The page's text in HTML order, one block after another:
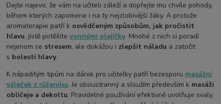
Dejte najevo, že vám na učiteli záleží a dopřejte mu chvíle pohody,
během kterých zapomene i na ty nejzlobivější žáky. A protože
aromaterapie patří k osvědčeným způsobům, jak pročistit
hlavu, jistě potěšítevonnými olejíčky. Mnohé z nich si poradí
nejenom se stresem, ale dokážou i zlepšit náladu a zatočit
s bolestí hlavy.
K nápaditým tipům na dárek pro učitelky patří bezesporu masážní
váleček z růženínu. Je oboustranný a sloužím především k masáži
obličeje a dekoltu. Pravidelné používání efektivně uvolňuje svaly,